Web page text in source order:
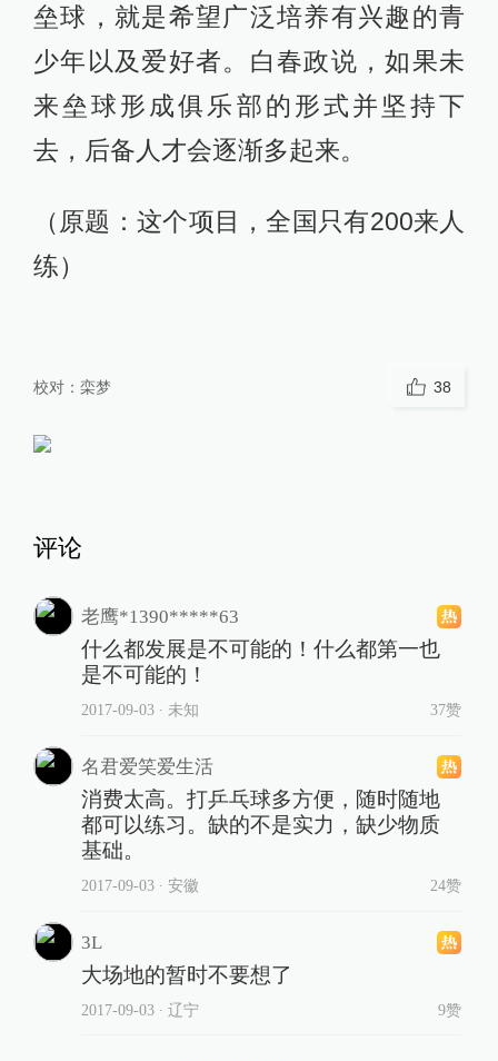
垒球，就是希望广泛培养有兴趣的青
少年以及爱好者。白春政说，如果未
来垒球形成俱乐部的形式并坚持下
去，后备人才会逐渐多起来。
（原题：这个项目，全国只有200来人
练）
校对： 栾梦 38
评论
老鹰*1390*****63
什么都发展是不可能的！什么都第一也
是不可能的！
2017-09-03∙ 未知 37赞
名君爱笑爱生活
消费太高。打乒乓球多方便，随时随地
都可以练习。缺的不是实力，缺少物质
基础。
2017-09-03∙ 安徽 24赞
3L
大场地的暂时不要想了
2017-09-03∙ 辽宁 9赞